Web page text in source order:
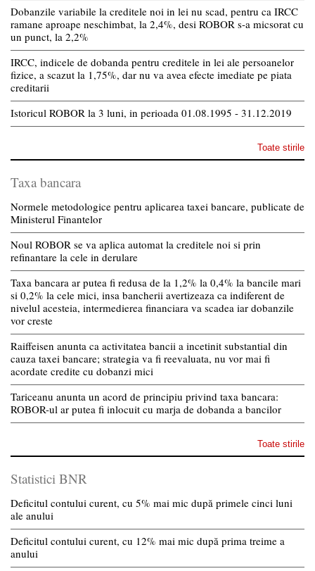
Dobanzile variabile la creditele noi in lei nu scad, pentru ca IRCC
ramane aproape neschimbat, la 2,4%, desi ROBOR s-a micsorat cu
un punct, la 2,2%
IRCC, indicele de dobanda pentru creditele in lei ale persoanelor
fizice, a scazut la 1,75%, dar nu va avea efecte imediate pe piata
creditarii
Istoricul ROBOR la 3 luni, in perioada 01.08.1995 - 31.12.2019
Toate stirile
Taxa bancara
Normele metodologice pentru aplicarea taxei bancare, publicate de
Ministerul Finantelor
Noul ROBOR se va aplica automat la creditele noi si prin
refinantare la cele in derulare
Taxa bancara ar putea fi redusa de la 1,2% la 0,4% la bancile mari
si 0,2% la cele mici, insa bancherii avertizeaza ca indiferent de
nivelul acesteia, intermedierea financiara va scadea iar dobanzile
vor creste
Raiffeisen anunta ca activitatea bancii a incetinit substantial din
cauza taxei bancare; strategia va fi reevaluata, nu vor mai fi
acordate credite cu dobanzi mici
Tariceanu anunta un acord de principiu privind taxa bancara:
ROBOR-ul ar putea fi inlocuit cu marja de dobanda a bancilor
Toate stirile
Statistici BNR
Deficitul contului curent, cu 5% mai mic după primele cinci luni
ale anului
Deficitul contului curent, cu 12% mai mic după prima treime a
anului